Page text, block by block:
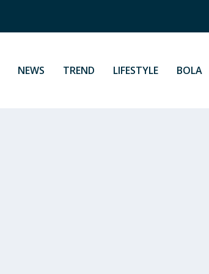
NEWS TREND LIFESTYLE BOLA